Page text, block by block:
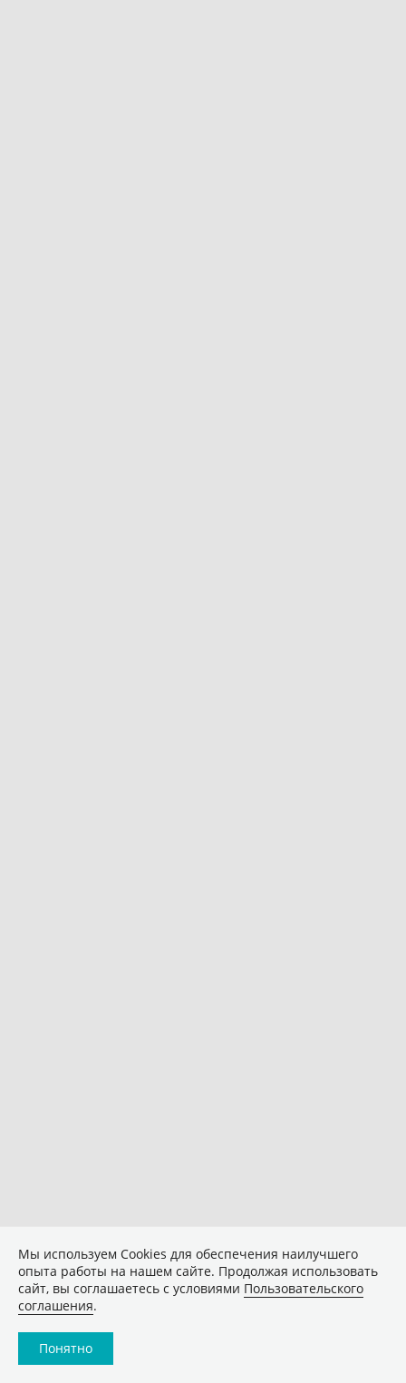
Мы используем Сookies для обеспечения наилучшего
опыта работы на нашем сайте. Продолжая использовать
сайт, вы соглашаетесь с условиями Пользовательского
соглашения.
Понятно